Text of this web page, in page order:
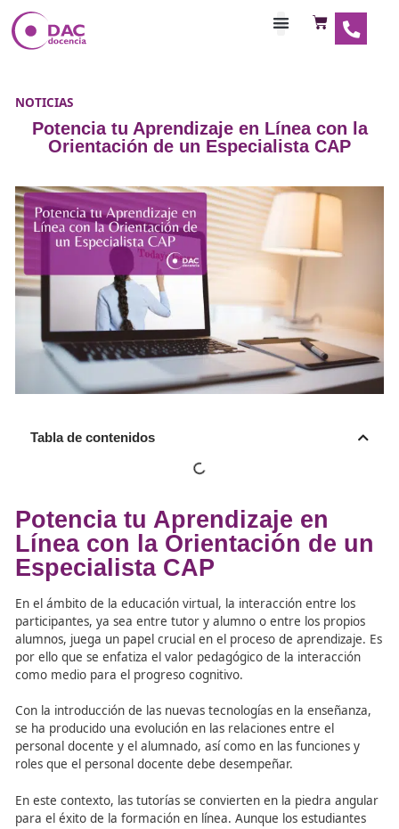
NOTICIAS
Potencia tu Aprendizaje en Línea
Tabla de contenidos
Potencia tu Aprendizaje en
Línea con la Orientación
Especialista CAP
En el ámbito de la educación virtual, la interacción
participantes, ya sea entre tutor y alumno o entre los
alumnos, juega un papel crucial en el proceso de
por ello que se enfatiza el valor pedagógico de la
como medio para el progreso cognitivo.